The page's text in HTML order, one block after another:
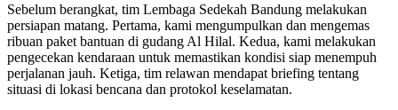
Sebelum berangkat, tim Lembaga Sedekah Bandung melakukan
persiapan matang. Pertama, kami mengumpulkan dan mengemas
ribuan paket bantuan di gudang Al Hilal. Kedua, kami melakukan
pengecekan kendaraan untuk memastikan kondisi siap menempuh
perjalanan jauh. Ketiga, tim relawan mendapat briefing tentang
situasi di lokasi bencana dan protokol keselamatan.